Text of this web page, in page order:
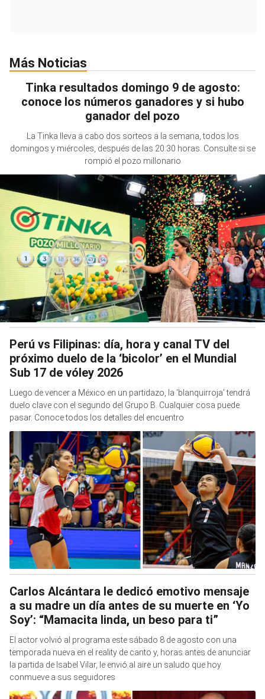
Más Noticias
Tinka resultados domingo 9 de agosto:
conoce los números ganadores y si hubo
ganador del pozo
La Tinka lleva a cabo dos sorteos a la semana, todos los
domingos y miércoles, después de las 20:30 horas. Consulte si se
rompió el pozo millonario
Perú vs Filipinas: día, hora y canal TV del
próximo duelo de la ‘bicolor’ en el Mundial
Sub 17 de vóley 2026
Luego de vencer a México en un partidazo, la ‘blanquirroja’ tendrá
duelo clave con el segundo del Grupo B. Cualquier cosa puede
pasar. Conoce todos los detalles del encuentro
Carlos Alcántara le dedicó emotivo mensaje
a su madre un día antes de su muerte en ‘Yo
Soy’: “Mamacita linda, un beso para ti”
El actor volvió al programa este sábado 8 de agosto con una
temporada nueva en el reality de canto y, horas antes de anunciar
la partida de Isabel Vilar, le envió al aire un saludo que hoy
conmueve a sus seguidores